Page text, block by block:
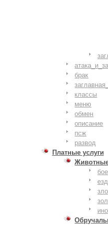
брак
классы
меню
обмен
описание
псж
развод
Платные услуги